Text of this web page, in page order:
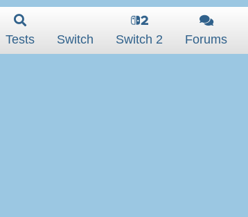
Tests Switch Switch 2 Forums